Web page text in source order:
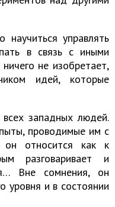
управлять
в связь с иными
не изобретает,
идей, которые
западных людей.
проводимые им с
он относится как к
разговаривает и
Вне сомнения, он
уровня и в состоянии